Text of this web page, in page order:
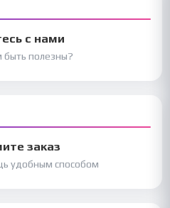
с нами
полезны?
заказ
удобным способом